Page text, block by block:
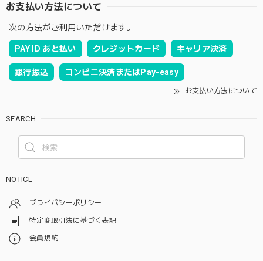
お支払い方法について
次の方法がご利用いただけます。
PAY ID あと払い クレジットカード キャリア決済
銀行振込 コンビニ決済またはPay-easy
お支払い方法について
SEARCH
NOTICE
プライバシーポリシー
特定商取引法に基づく表記
会員規約